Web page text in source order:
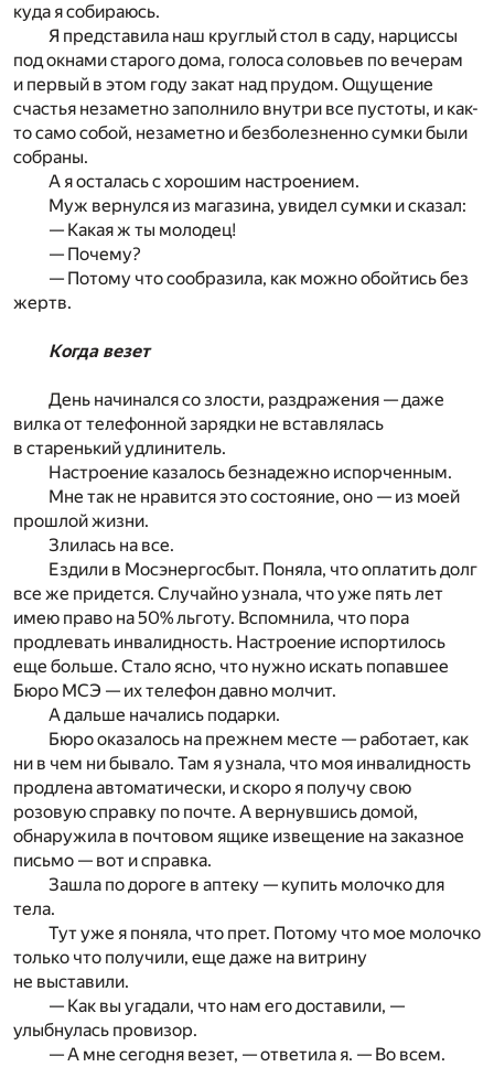
куда я собираюсь.
Я представила наш круглый стол в саду, нарциссы
под окнами старого дома, голоса соловьев по вечерам
и первый в этом году закат над прудом. Ощущение
счастья незаметно заполнило внутри все пустоты, и как-
то само собой, незаметно и безболезненно сумки были
собраны.
А я осталась с хорошим настроением.
Муж вернулся из магазина, увидел сумки и сказал:
— Какая ж ты молодец!
— Почему?
— Потому что сообразила, как можно обойтись без
жертв.
Когда везет
День начинался со злости, раздражения — даже
вилка от телефонной зарядки не вставлялась
в старенький удлинитель.
Настроение казалось безнадежно испорченным.
Мне так не нравится это состояние, оно — из моей
прошлой жизни.
Злилась на все.
Ездили в Мосэнергосбыт. Поняла, что оплатить долг
все же придется. Случайно узнала, что уже пять лет
имею право на 50% льготу. Вспомнила, что пора
продлевать инвалидность. Настроение испортилось
еще больше. Стало ясно, что нужно искать попавшее
Бюро МСЭ — их телефон давно молчит.
А дальше начались подарки.
Бюро оказалось на прежнем месте — работает, как
ни в чем ни бывало. Там я узнала, что моя инвалидность
продлена автоматически, и скоро я получу свою
розовую справку по почте. А вернувшись домой,
обнаружила в почтовом ящике извещение на заказное
письмо — вот и справка.
Зашла по дороге в аптеку — купить молочко для
тела.
Тут уже я поняла, что прет. Потому что мое молочко
только что получили, еще даже на витрину
не выставили.
— Как вы угадали, что нам его доставили, —
улыбнулась провизор.
— А мне сегодня везет, — ответила я. — Во всем.